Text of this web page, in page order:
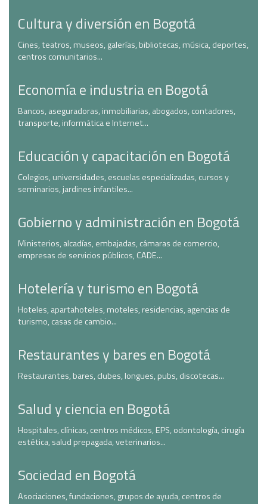
Cultura y diversión en Bogotá
Cines, teatros, museos, galerías, bibliotecas, música, deportes,
centros comunitarios...
Economía e industria en Bogotá
Bancos, aseguradoras, inmobiliarias, abogados, contadores,
transporte, informática e Internet...
Educación y capacitación en Bogotá
Colegios, universidades, escuelas especializadas, cursos y
seminarios, jardines infantiles...
Gobierno y administración en Bogotá
Ministerios, alcadías, embajadas, cámaras de comercio,
empresas de servicios públicos, CADE...
Hotelería y turismo en Bogotá
Hoteles, apartahoteles, moteles, residencias, agencias de
turismo, casas de cambio...
Restaurantes y bares en Bogotá
Restaurantes, bares, clubes, longues, pubs, discotecas...
Salud y ciencia en Bogotá
Hospitales, clínicas, centros médicos, EPS, odontología, cirugía
estética, salud prepagada, veterinarios...
Sociedad en Bogotá
Asociaciones, fundaciones, grupos de ayuda, centros de